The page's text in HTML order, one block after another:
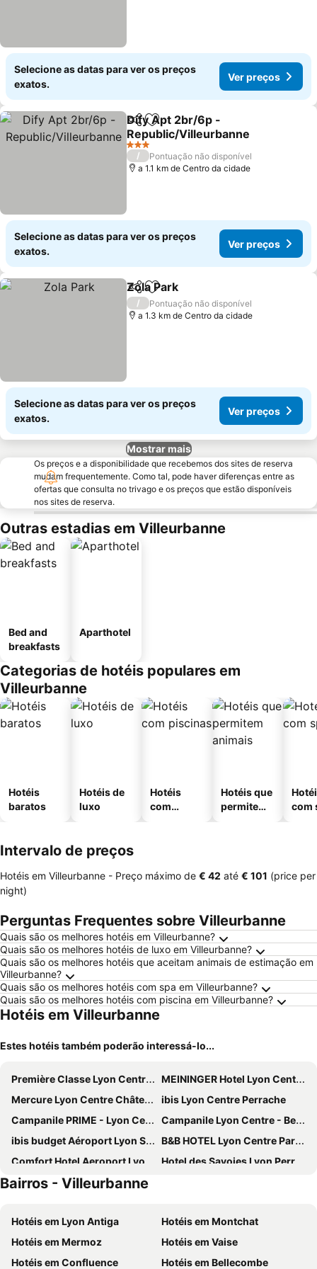
Selecione as datas para ver os preços
exatos.
Ver preços
PartilharAdicionar aos favoritos
Dify Apt 2br/6p -
Republic/Villeurbanne
3 Estrelas
/
Pontuação não disponível
a 1.1 km de Centro da cidade
Selecione as datas para ver os preços
exatos.
Ver preços
PartilharAdicionar aos favoritos
Zola Park
/
Pontuação não disponível
a 1.3 km de Centro da cidade
Selecione as datas para ver os preços
exatos.
Ver preços
Mostrar mais
Os preços e a disponibilidade que recebemos dos sites de reserva
mudam frequentemente. Como tal, pode haver diferenças entre as
ofertas que consulta no trivago e os preços que estão disponíveis
nos sites de reserva.
Outras estadias em Villeurbanne
Bed and
breakfasts
Aparthotel
Categorias de hotéis populares em
Villeurbanne
Hotéis
baratos
Hotéis de
luxo
Hotéis
com
Hotéis que
permitem
com
Intervalo de preços
Hotéis em Villeurbanne - Preço máximo de ‎€ 42 até ‎€ 101 (price per
night)
Perguntas Frequentes sobre Villeurbanne
Quais são os melhores hotéis em Villeurbanne?
Quais são os melhores hotéis de luxo em Villeurbanne?
Quais são os melhores hotéis que aceitam animais de estimação em
Villeurbanne?
Quais são os melhores hotéis com spa em Villeurbanne?
Quais são os melhores hotéis com piscina em Villeurbanne?
Hotéis em Villeurbanne
Estes hotéis também poderão interessá-lo...
Première Classe Lyon Centre Gare Part Dieu
MEININGER Hotel Lyon Centre Berthelot
Mercure Lyon Centre Château Perrache
ibis Lyon Centre Perrache
Campanile PRIME - Lyon Centre Gare Part Dieu
Campanile Lyon Centre - Berges du Rhône
ibis budget Aéroport Lyon Saint Exupéry
B&B HOTEL Lyon Centre Part-Dieu Gambetta
Comfort Hotel Aeroport Lyon St Exupery
Hotel des Savoies Lyon Perrache
Novotel Lyon Gerland Musée des Confluences
Novotel Lyon Centre Confluence Bord de Saone
Hôtel Mercure Lyon Centre Plaza République
Pilo Lyon
Hôtel Charlemagne by Happyculture
Lyon Marriott Hotel Cité Internationale
Hôtel Mercure Lyon Centre Beaux Arts
Bairros - Villeurbanne
Hotéis em Lyon Antiga
Hotéis em Montchat
Hotéis em Mermoz
Hotéis em Vaise
Hotéis em Confluence
Hotéis em Bellecombe